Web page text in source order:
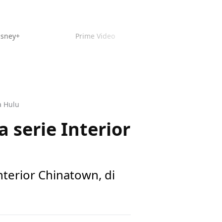
Prime Video
Hulu
serie Interior
Chinatown, di